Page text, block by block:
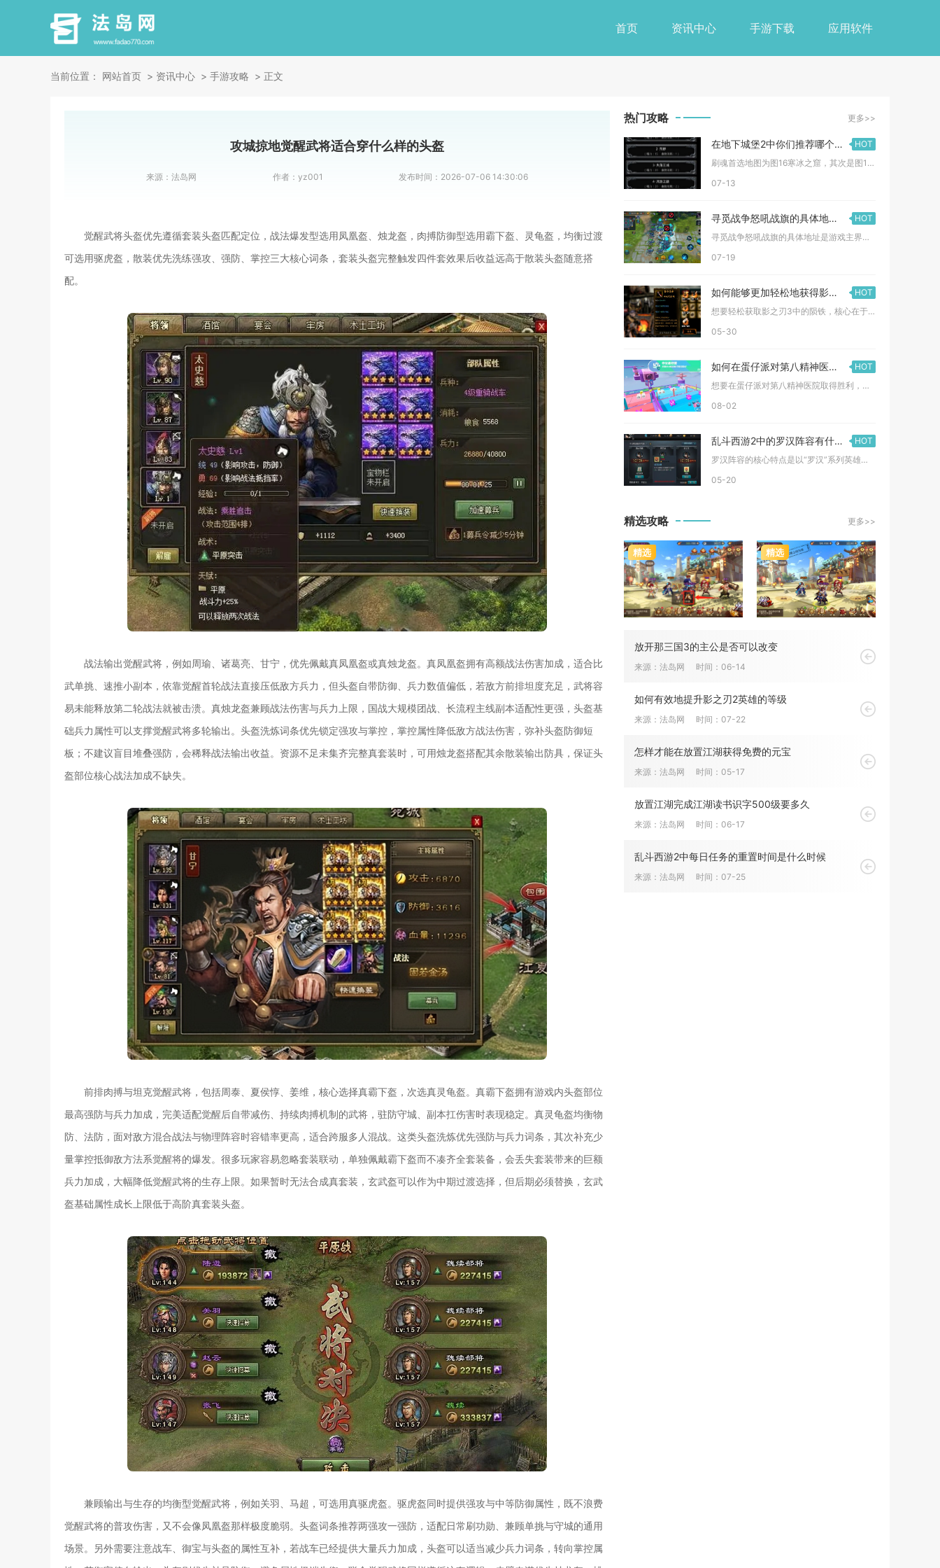
首页 资讯中心 手游下载 应用软件
当前位置： 网站首页 资讯中心 手游攻略 正文
攻城掠地觉醒武将适合穿什么样的头盔
来源： 法岛网 作者： yz001 发布时间： 2026-07-06 14:30:06
觉醒武将头盔优先遵循套装头盔匹配定位，战法爆发型选用凤凰盔、烛龙盔，肉搏防御型选用霸下盔、灵龟盔，均衡过渡
可选用驱虎盔，散装优先洗练强攻、强防、掌控三大核心词条，套装头盔完整触发四件套效果后收益远高于散装头盔随意搭
配。
战法输出觉醒武将，例如周瑜、诸葛亮、甘宁，优先佩戴真凤凰盔或真烛龙盔。真凤凰盔拥有高额战法伤害加成，适合比
武单挑、速推小副本，依靠觉醒首轮战法直接压低敌方兵力，但头盔自带防御、兵力数值偏低，若敌方前排坦度充足，武将容
易未能释放第二轮战法就被击溃。真烛龙盔兼顾战法伤害与兵力上限，国战大规模团战、长流程主线副本适配性更强，头盔基
础兵力属性可以支撑觉醒武将多轮输出。头盔洗炼词条优先锁定强攻与掌控，掌控属性降低敌方战法伤害，弥补头盔防御短
板；不建议盲目堆叠强防，会稀释战法输出收益。资源不足未集齐完整真套装时，可用烛龙盔搭配其余散装输出防具，保证头
盔部位核心战法加成不缺失。
前排肉搏与坦克觉醒武将，包括周泰、夏侯惇、姜维，核心选择真霸下盔，次选真灵龟盔。真霸下盔拥有游戏内头盔部位
最高强防与兵力加成，完美适配觉醒后自带减伤、持续肉搏机制的武将，驻防守城、副本扛伤害时表现稳定。真灵龟盔均衡物
防、法防，面对敌方混合战法与物理阵容时容错率更高，适合跨服多人混战。这类头盔洗炼优先强防与兵力词条，其次补充少
量掌控抵御敌方法系觉醒将的爆发。很多玩家容易忽略套装联动，单独佩戴霸下盔而不凑齐全套装备，会丢失套装带来的巨额
兵力加成，大幅降低觉醒武将的生存上限。如果暂时无法合成真套装，玄武盔可以作为中期过渡选择，但后期必须替换，玄武
盔基础属性成长上限低于高阶真套装头盔。
兼顾输出与生存的均衡型觉醒武将，例如关羽、马超，可选用真驱虎盔。驱虎盔同时提供强攻与中等防御属性，既不浪费
觉醒武将的普攻伤害，又不会像凤凰盔那样极度脆弱。头盔词条推荐两强攻一强防，适配日常刷功勋、兼顾单挑与守城的通用
场景。另外需要注意战车、御宝与头盔的属性互补，若战车已经提供大量兵力加成，头盔可以适当减少兵力词条，转向掌控属
热门攻略 更多>>
在地下城堡2中你们推荐哪个地图用于刷魂
HOT
刷魂首选地图为图16寒冰之窟，其次是图14遗忘之地，中后期可...
07-13
寻觅战争怒吼战旗的具体地址是什么
HOT
寻觅战争怒吼战旗的具体地址是游戏主界面底部菜单栏的备战入口内...
07-19
如何能够更加轻松地获得影之刃3的陨铁
HOT
想要轻松获取影之刃3中的陨铁，核心在于建立“日常清剿+周本攻...
05-30
如何在蛋仔派对第八精神医院获得胜利
HOT
想要在蛋仔派对第八精神医院取得胜利，核心思路是按照固定道具收...
08-02
乱斗西游2中的罗汉阵容有什么特点需要注意
HOT
罗汉阵容的核心特点是以“罗汉”系列英雄为核心构建的法系输出体...
05-20
精选攻略 更多>>
精选 精选
放开那三国3的主公是否可以改变
来源：法岛网 时间：06-14
如何有效地提升影之刃2英雄的等级
来源：法岛网 时间：07-22
怎样才能在放置江湖获得免费的元宝
来源：法岛网 时间：05-17
放置江湖完成江湖读书识字500级要多久
来源：法岛网 时间：06-17
乱斗西游2中每日任务的重置时间是什么时候
来源：法岛网 时间：07-25